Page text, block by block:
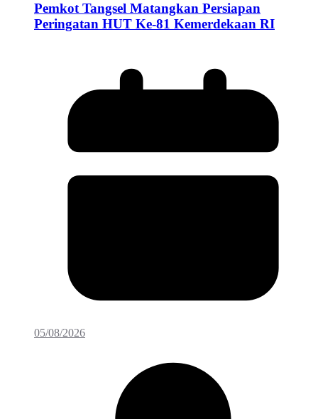
Pemkot Tangsel Matangkan Persiapan
Peringatan HUT Ke-81 Kemerdekaan RI
05/08/2026